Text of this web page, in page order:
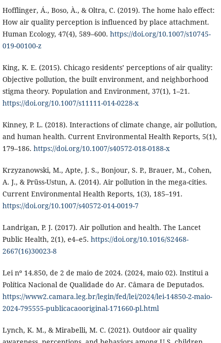
Hofflinger, Á., Boso, À., & Oltra, C. (2019). The home halo effect:
How air quality perception is influenced by place attachment.
Human Ecology, 47(4), 589–600. https://doi.org/10.1007/s10745-
019-00100-z
King, K. E. (2015). Chicago residents’ perceptions of air quality:
Objective pollution, the built environment, and neighborhood
stigma theory. Population and Environment, 37(1), 1–21.
https://doi.org/10.1007/s11111-014-0228-x
Kinney, P. L. (2018). Interactions of climate change, air pollution,
and human health. Current Environmental Health Reports, 5(1),
179–186. https://doi.org/10.1007/s40572-018-0188-x
Krzyzanowski, M., Apte, J. S., Bonjour, S. P., Brauer, M., Cohen,
A. J., & Prüss-Ustun, A. (2014). Air pollution in the mega-cities.
Current Environmental Health Reports, 1(3), 185–191.
https://doi.org/10.1007/s40572-014-0019-7
Landrigan, P. J. (2017). Air pollution and health. The Lancet
Public Health, 2(1), e4–e5. https://doi.org/10.1016/S2468-
2667(16)30023-8
Lei nº 14.850, de 2 de maio de 2024. (2024, maio 02). Institui a
Política Nacional de Qualidade do Ar. Câmara de Deputados.
https://www2.camara.leg.br/legin/fed/lei/2024/lei-14850-2-maio-
2024-795555-publicacaooriginal-171660-pl.html
Lynch, K. M., & Mirabelli, M. C. (2021). Outdoor air quality